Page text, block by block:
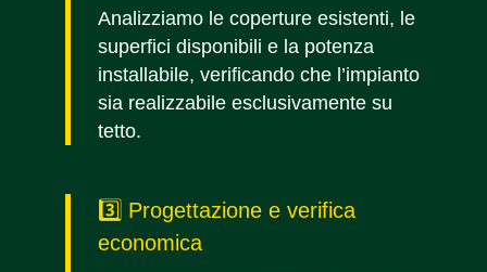
Analizziamo le coperture esistenti, le
superfici disponibili e la potenza
installabile, verificando che l’impianto
sia realizzabile esclusivamente su
tetto.
3️⃣ Progettazione e verifica
economica